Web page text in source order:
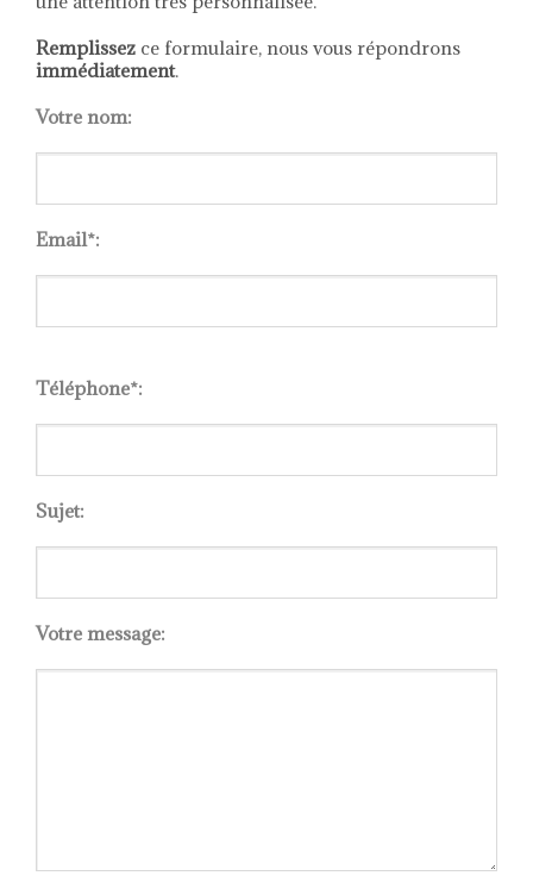
également en version
question concernant ce
produit, écrivez-nous à:
Remplissez ce formulaire, nous vous répondrons
immédiatement.
Votre nom:
Email*:
leave
field
Téléphone*:
Sujet:
Votre message: